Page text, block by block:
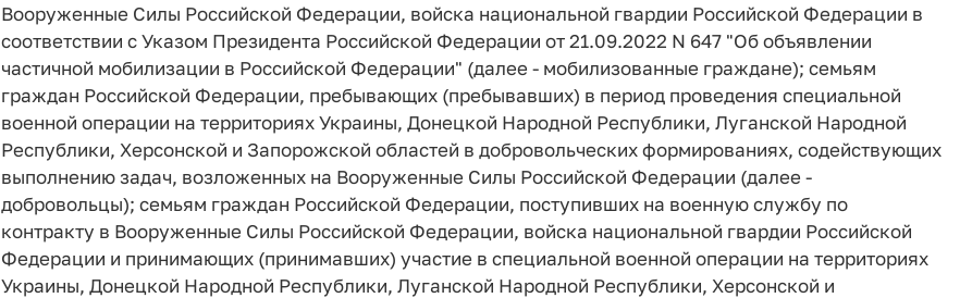
Вооруженные Силы Российской Федерации, войска национальной гвардии Российской Федерации в
соответствии с Указом Президента Российской Федерации от 21.09.2022 N 647 "Об объявлении
частичной мобилизации в Российской Федерации" (далее - мобилизованные граждане); семьям
граждан Российской Федерации, пребывающих (пребывавших) в период проведения специальной
военной операции на территориях Украины, Донецкой Народной Республики, Луганской Народной
Республики, Херсонской и Запорожской областей в добровольческих формированиях, содействующих
выполнению задач, возложенных на Вооруженные Силы Российской Федерации (далее -
добровольцы); семьям граждан Российской Федерации, поступивших на военную службу по
контракту в Вооруженные Силы Российской Федерации, войска национальной гвардии Российской
Федерации и принимающих (принимавших) участие в специальной военной операции на территориях
Украины, Донецкой Народной Республики, Луганской Народной Республики, Херсонской и